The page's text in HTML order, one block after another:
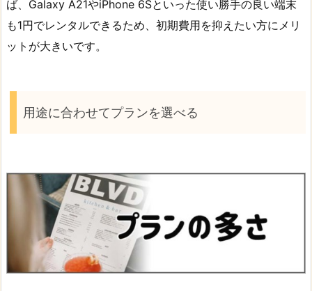
ば、Galaxy A21やiPhone 6Sといった使い勝手の良い端末
も1円でレンタルできるため、初期費用を抑えたい方にメリ
ットが大きいです。
用途に合わせてプランを選べる